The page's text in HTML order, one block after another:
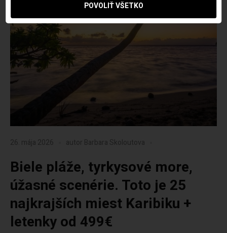
26. mája 2026 autor Barbara Skoloutova
Biele pláže, tyrkysové more,
úžasné scenérie. Toto je 25
najkrajších miest Karibiku +
letenky od 499€
POVOLIŤ VŠETKO